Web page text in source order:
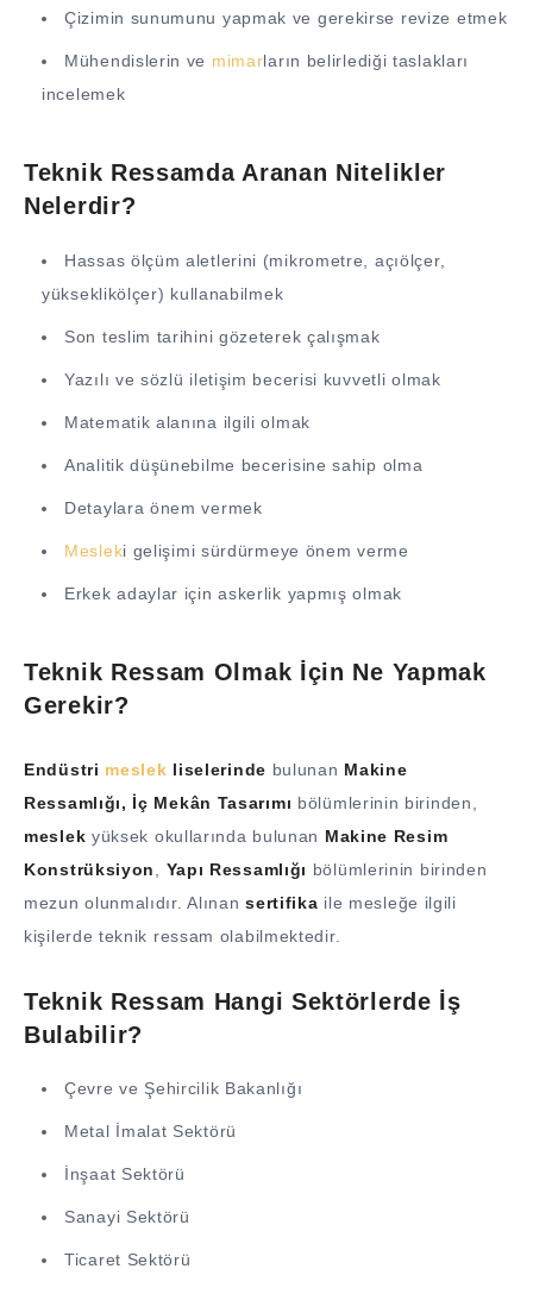
Çizimin sunumunu yapmak ve gerekirse revize etmek
Mühendislerin ve mimarların belirlediği taslakları
incelemek
Teknik Ressamda Aranan Nitelikler
Nelerdir?
Hassas ölçüm aletlerini (mikrometre, açıölçer,
yükseklikölçer) kullanabilmek
Son teslim tarihini gözeterek çalışmak
Yazılı ve sözlü iletişim becerisi kuvvetli olmak
Matematik alanına ilgili olmak
Analitik düşünebilme becerisine sahip olma
Detaylara önem vermek
Mesleki gelişimi sürdürmeye önem verme
Erkek adaylar için askerlik yapmış olmak
Teknik Ressam Olmak İçin Ne Yapmak
Gerekir?
Endüstri meslek liselerinde bulunan Makine
Ressamlığı, İç Mekân Tasarımı bölümlerinin birinden,
meslek yüksek okullarında bulunan Makine Resim
Konstrüksiyon
Yapı Ressamlığı bölümlerinin birinden
mezun olunmalıdır. Alınansertifika ile mesleğe ilgili
kişilerde teknik ressam olabilmektedir.
Teknik Ressam Hangi Sektörlerde İş
Bulabilir?
Çevre ve Şehircilik Bakanlığı
Metal İmalat Sektörü
İnşaat Sektörü
Sanayi Sektörü
Ticaret Sektörü